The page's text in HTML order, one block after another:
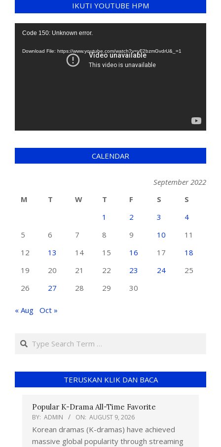
IKUTI YOUTUBE HPM
Video
Code 150: Unknown error.
Download File: https://www.youtube.com/watch?v=yF2bzmGvdrU&_=1
CALENDAR
September 2022
M
T W T F S
S
1
2 3
4
5
6 7 8 9 10
11
12
13 14 15 16 17
18
19
20 21 22 23 24
25
26
27 28 29 30
« Aug Oct »
TERUSKAN KLIK DAN BACA
Popular K-Drama All-Time Favorite
BY: ADMIN ON: AUGUST 9, 2026
Korean dramas (K-dramas) have achieved
massive global popularity through streaming